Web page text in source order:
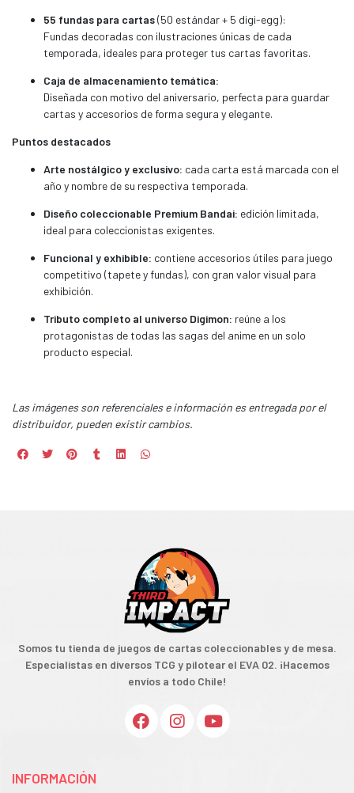
55 fundas para cartas(50 estándar + 5 digi-egg):
Fundas decoradas con ilustraciones únicas de cada
temporada, ideales para proteger tus cartas favoritas.
Caja de almacenamiento temática:
Diseñada con motivo del aniversario, perfecta para guardar
cartas y accesorios de forma segura y elegante.
Puntos destacados
Arte nostálgico y exclusivo: cada carta está marcada con el
año y nombre de su respectiva temporada.
Diseño coleccionable Premium Bandai: edición limitada,
ideal para coleccionistas exigentes.
Funcional y exhibible: contiene accesorios útiles para juego
competitivo (tapete y fundas), con gran valor visual para
exhibición.
Tributo completo al universo Digimon: reúne a los
protagonistas de todas las sagas del anime en un solo
producto especial.
Las imágenes son referenciales e información es entregada por el
distribuidor, pueden existir cambios.
Somos tu tienda de juegos de cartas coleccionables y de mesa.
Especialistas en diversos TCG y pilotear el EVA 02. ¡Hacemos
envíos a todo Chile!
INFORMACIÓN